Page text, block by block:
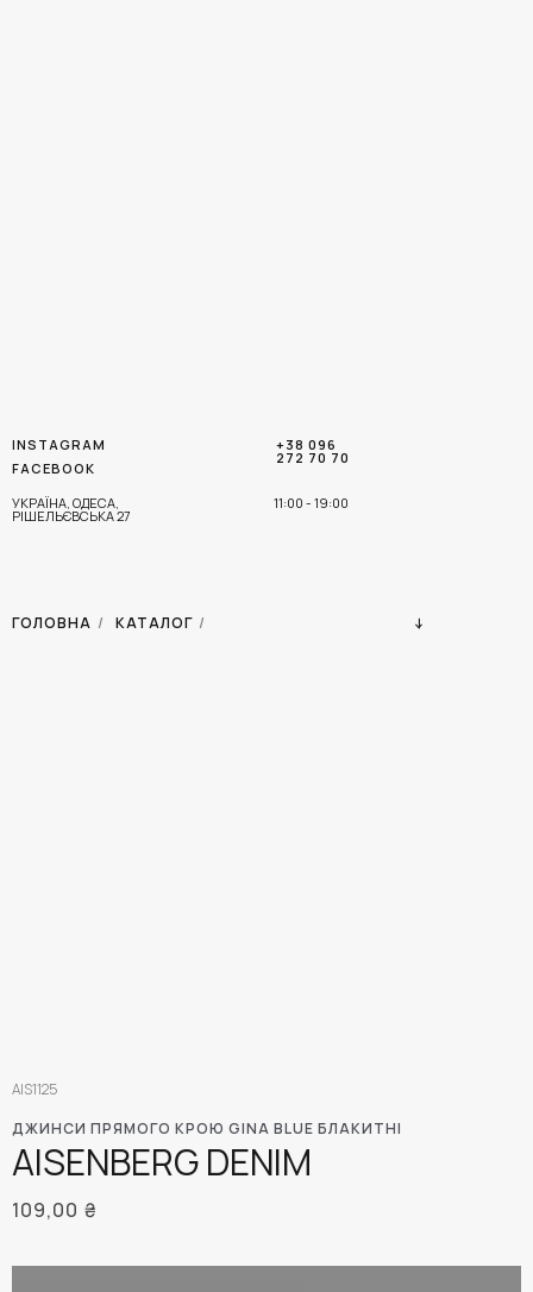
INSTAGRAM +38 096
272 70 70
FACEBOOK
УКРАЇНА, ОДЕСА,
РІШЕЛЬЄВСЬКА 27
11:00 - 19:00
ГОЛОВНА / КАТАЛОГ /
ДЖИНСИ ПРЯМОГО КРОЮ GINA BLUE БЛАКИТНІ
AISENBERG DENIM
AIS1125
109,00 ₴